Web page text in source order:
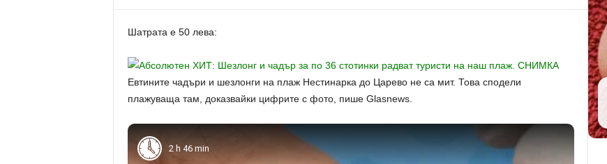
Шатрата е 50 лева:
Евтините чадъри и шезлонги на плаж Нестинарка до Царево не са мит. Това сподели
плажуваща там, доказвайки цифрите с фото, пише Glasnews.
2 h 46 min